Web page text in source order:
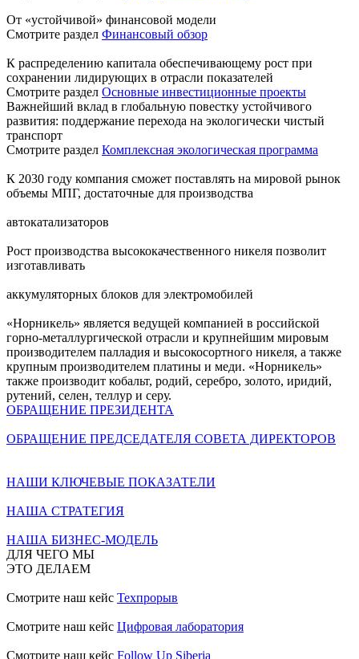
От «устойчивой» финансовой модели
Смотрите раздел Финансовый обзор
К распределению капитала обеспечивающему рост при
сохранении лидирующих в отрасли показателей
Смотрите раздел Основные инвестиционные проекты
Важнейший вклад в глобальную повестку устойчивого
развития: поддержание перехода на экологически чистый
транспорт
Смотрите раздел Комплексная экологическая программа
К 2030 году компания сможет поставлять на мировой рынок
объемы МПГ, достаточные для производства
автокатализаторов
Рост производства высококачественного никеля позволит
изготавливать
аккумуляторных блоков для электромобилей
«Норникель» является ведущей компанией в российской
горно-металлургической отрасли и крупнейшим мировым
производителем палладия и высокосортного никеля, а также
крупным производителем платины и меди. «Норникель»
также производит кобальт, родий, серебро, золото, иридий,
рутений, селен, теллур и серу.
ОБРАЩЕНИЕ ПРЕЗИДЕНТА
ОБРАЩЕНИЕ ПРЕДСЕДАТЕЛЯ СОВЕТА ДИРЕКТОРОВ
НАШИ КЛЮЧЕВЫЕ ПОКАЗАТЕЛИ
НАША СТРАТЕГИЯ
НАША БИЗНЕС-МОДЕЛЬ
ДЛЯ ЧЕГО МЫ
ЭТО ДЕЛАЕМ
Смотрите наш кейс Техпрорыв
Смотрите наш кейс Цифровая лаборатория
Смотрите наш кейс Follow Up Siberia